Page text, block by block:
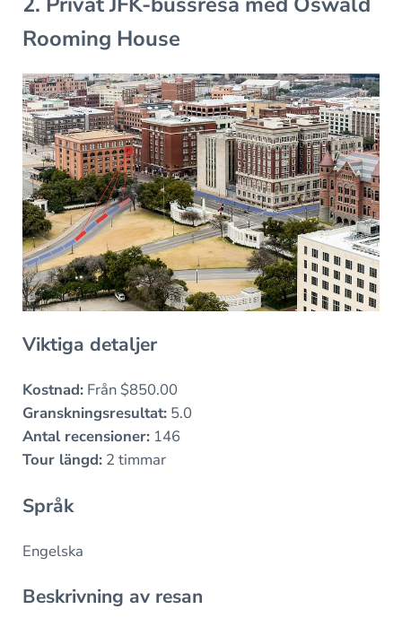
Rooming House
Viktiga detaljer
Kostnad:Från $850.00
Granskningsresultat:5.0
Antal recensioner:146
Tour längd:2 timmar
Språk
Engelska
Beskrivning av resan